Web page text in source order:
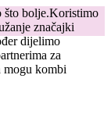
što bolje.Koristimo
značajki
dijelimo
za
mogu kombi